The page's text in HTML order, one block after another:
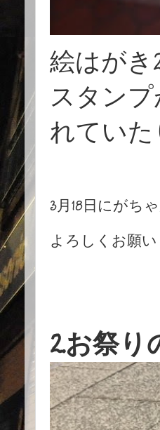
絵はが
スタン
れてい
3月18日にがち
よろしくお願い
2.お祭